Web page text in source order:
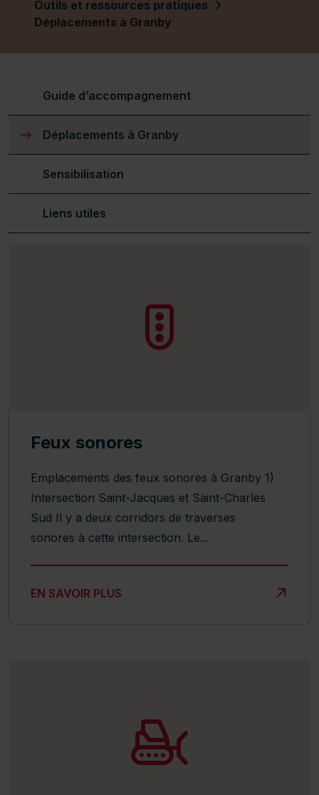
Outils et ressources pratiques
Déplacements à Granby
Guide d’accompagnement
Déplacements à Granby
(actuellement sélectionné)
Sensibilisation
Liens utiles
Feux sonores
Emplacements des feux sonores à Granby 1)
Intersection Saint-Jacques et Saint-Charles
Sud Il y a deux corridors de traverses
sonores à cette intersection. Le...
EN SAVOIR PLUS
FEUX SONORES